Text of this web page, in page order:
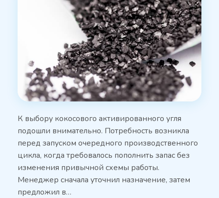
К выбору кокосового активированного угля
подошли внимательно. Потребность возникла
перед запуском очередного производственного
цикла, когда требовалось пополнить запас без
изменения привычной схемы работы.
Менеджер сначала уточнил назначение, затем
предложил в…